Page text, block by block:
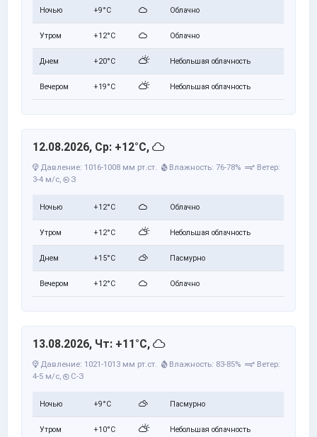
Ночью +9°C Облачно
Утром +12°C Облачно
Днем +20°C Небольшая облачность
Вечером +19°C Небольшая облачность
12.08.2026, Ср: +12°C,
Давление: 1016-1008 мм рт.ст. Влажность: 76-78%
Ветер:
3-4 м/с, З
Ночью +12°C Облачно
Утром +12°C Небольшая облачность
Днем +15°C Пасмурно
Вечером +12°C Облачно
13.08.2026, Чт: +11°C,
Давление: 1021-1013 мм рт.ст. Влажность: 83-85%
Ветер:
4-5 м/с, С-З
Ночью +9°C Пасмурно
Утром +10°C Небольшая облачность